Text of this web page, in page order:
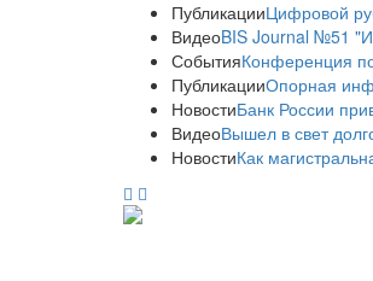
ПубликацииЦифровой
ВидеоBIS Journal №51
СобытияКонференция
ПубликацииОпорная
НовостиБанк России
ВидеоВышел в свет
НовостиКак